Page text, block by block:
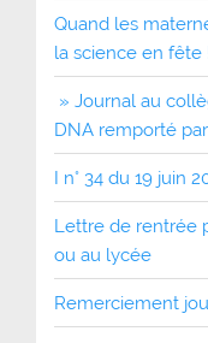
Quand les
la science en fête
» Journal au
DNA remporté
I n° 34 du 19 juin
Lettre de rentrée
ou au lycée
Remerciement